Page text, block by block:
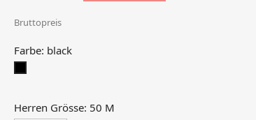
Bruttopreis
Farbe: black
Herren Grösse: 50 M